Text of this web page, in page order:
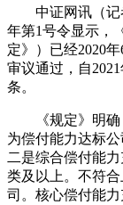
中证网讯（记者
年第1号令显示，
定》）已经2020
审议通过，自
条。
《规定》明确，
为偿付能力达标
二是综合偿付能
类及以上。不符
司。核心偿付能